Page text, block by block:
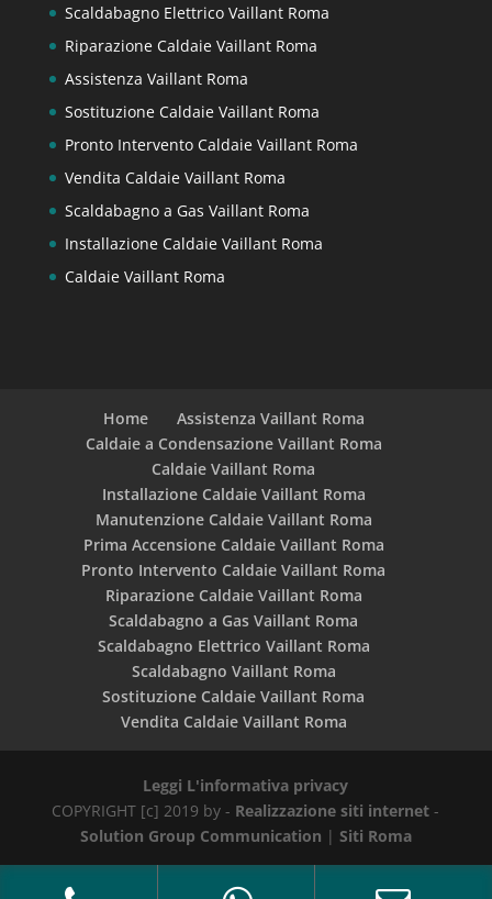
Scaldabagno Elettrico Vaillant Roma
Riparazione Caldaie Vaillant Roma
Assistenza Vaillant Roma
Sostituzione Caldaie Vaillant Roma
Pronto Intervento Caldaie Vaillant Roma
Vendita Caldaie Vaillant Roma
Scaldabagno a Gas Vaillant Roma
Installazione Caldaie Vaillant Roma
Caldaie Vaillant Roma
Home
Assistenza Vaillant Roma
Caldaie a Condensazione Vaillant Roma
Caldaie Vaillant Roma
Installazione Caldaie Vaillant Roma
Manutenzione Caldaie Vaillant Roma
Prima Accensione Caldaie Vaillant Roma
Pronto Intervento Caldaie Vaillant Roma
Riparazione Caldaie Vaillant Roma
Scaldabagno a Gas Vaillant Roma
Scaldabagno Elettrico Vaillant Roma
Scaldabagno Vaillant Roma
Sostituzione Caldaie Vaillant Roma
Vendita Caldaie Vaillant Roma
Leggi L'informativa privacy
COPYRIGHT [c] 2019 by - Realizzazione siti internet -
Solution Group Communication | Siti Roma